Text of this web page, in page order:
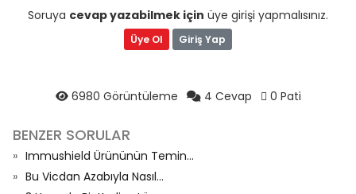
Soruya cevap yazabilmek için üye girişi yapmalısınız.
Üye Ol Giriş Yap
6980 Görüntüleme 4 Cevap 0 Pati
BENZER SORULAR
Immushield Ürününün Temin...
Bu Vicdan Azabıyla Nasıl...